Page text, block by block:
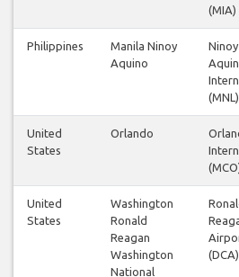
(MIA)
Philippines
Manila Ninoy
Aquino
Ninoy
(MNL)
United
States
Orlando
United
States
Washington
Ronald
Reagan
Washington
National
(DCA)